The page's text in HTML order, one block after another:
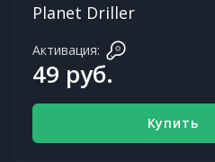
Planet Driller
Активация:
49 руб.
Купить